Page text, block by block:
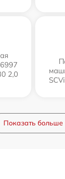
2,0
Показать больше